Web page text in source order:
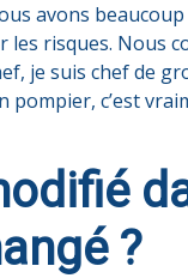
avons
risques. Nous
je suis chef de
c’est
?